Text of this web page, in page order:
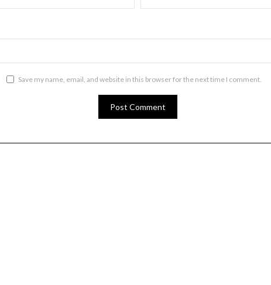
Save my name, email, and website in this browser for the next time I comment.